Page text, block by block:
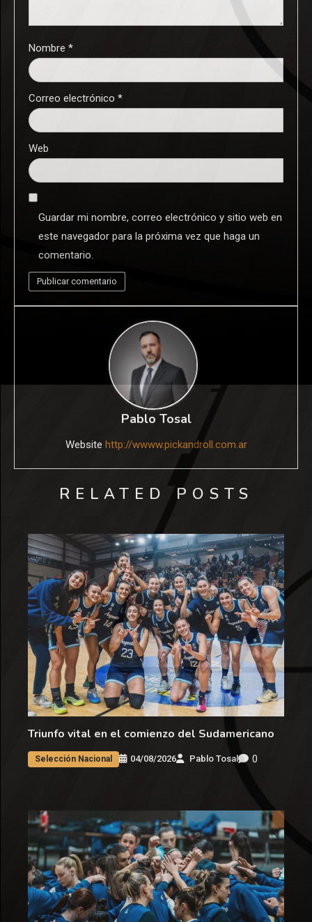
Nombre *
Correo electrónico *
Web
Guardar mi nombre, correo electrónico y sitio web en
este navegador para la próxima vez que haga un
comentario.
Pablo Tosal
Website http://wwww.pickandroll.com.ar
RELATED POSTS
Triunfo vital en el comienzo del Sudamericano
Selección Nacional 04/08/2026 Pablo Tosal 0